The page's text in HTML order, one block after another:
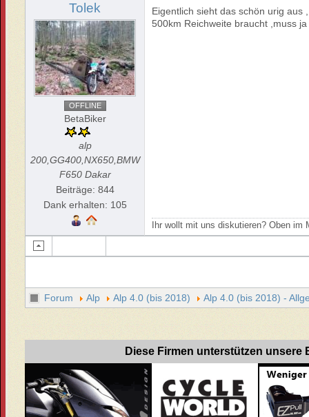
Tolek
OFFLINE
BetaBiker
alp
200,GG400,NX650,BMW
F650 Dakar
Beiträge: 844
Dank erhalten: 105
Eigentlich sieht das schön urig
500km Reichweite braucht ,muss
Ihr wollt mit uns diskutieren? Oben
Forum Alp Alp 4.0 (bis 2018) Alp 4.0 (bis 2018) -
Diese Firmen unterstützen unsere